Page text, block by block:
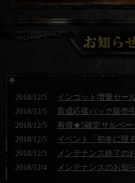
2018/12/5
インゴット増量セー
2018/12/5
育成応援パック販売
2018/12/5
有償★5確定サルベー
2018/12/5
イベント「初冬に現
2018/12/5
メンテナンス終了の
2018/12/4
メンテナンスのお知